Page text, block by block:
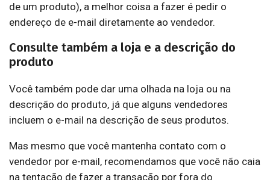
de um produto), a melhor coisa a fazer é pedir o
endereço de e-mail diretamente ao vendedor.
Consulte também a loja e a descrição do
produto
Você também pode dar uma olhada na loja ou na
descrição do produto, já que alguns vendedores
incluem o e-mail na descrição de seus produtos.
Mas mesmo que você mantenha contato com o
vendedor por e-mail, recomendamos que você não caia
na tentação de fazer a transação por fora do